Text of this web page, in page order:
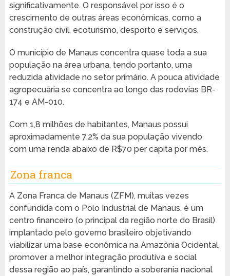
significativamente. O responsável por isso é o
crescimento de outras áreas econômicas, como a
construção civil, ecoturismo, desporto e serviços.
O município de Manaus concentra quase toda a sua
população na área urbana, tendo portanto, uma
reduzida atividade no setor primário. A pouca atividade
agropecuária se concentra ao longo das rodovias BR-
174 e AM-010.
Com 1,8 milhões de habitantes, Manaus possui
aproximadamente 7,2% da sua população vivendo
com uma renda abaixo de R$70 per capita por mês.
Zona franca
A Zona Franca de Manaus (ZFM), muitas vezes
confundida com o Polo Industrial de Manaus, é um
centro financeiro (o principal da região norte do Brasil)
implantado pelo governo brasileiro objetivando
viabilizar uma base econômica na Amazônia Ocidental,
promover a melhor integração produtiva e social
dessa região ao país, garantindo a soberania nacional